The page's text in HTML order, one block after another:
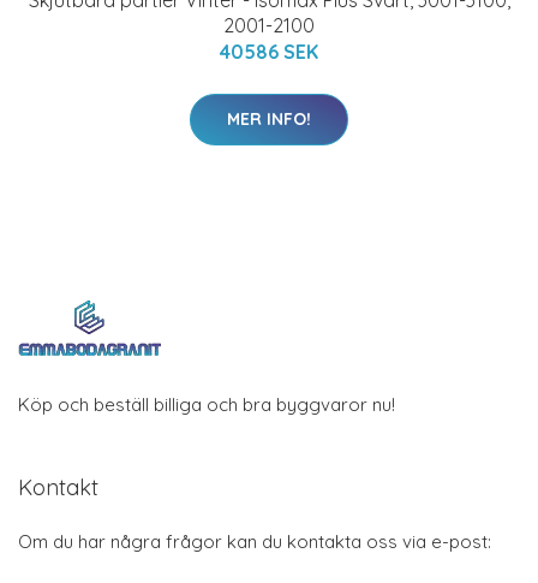
2001-2100
40586 SEK
MER INFO!
Köp och beställ billiga och bra byggvaror nu!
Kontakt
Om du har några frågor kan du kontakta oss via e-post: